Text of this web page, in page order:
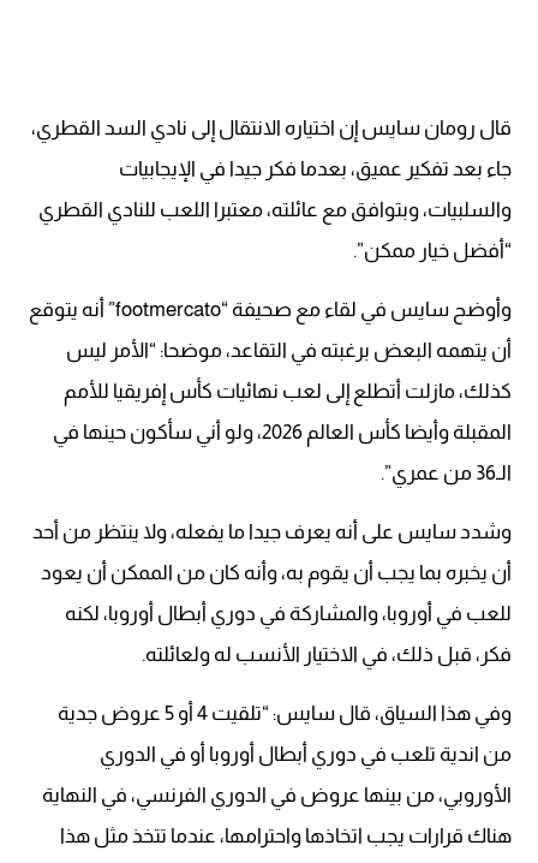
قال رومان سايس إن اختياره الانتقال إلى نادي السد القطري،
جاء بعد تفكير عميق، بعدما فكر جيدا في الإيجابيات
والسلبيات، وبتوافق مع عائلته، معتبرا اللعب للنادي القطري
“أفضل خيار ممكن”.
وأوضح سايس في لقاء مع صحيفة “footmercato” أنه يتوقع
أن يتهمه البعض برغبته في التقاعد، موضحا: “الأمر ليس
كذلك، مازلت أتطلع إلى لعب نهائيات كأس إفريقيا للأمم
المقبلة وأيضا كأس العالم 2026، ولو أني سأكون حينها في
الـ36 من عمري”.
وشدد سايس على أنه يعرف جيدا ما يفعله، ولا ينتظر من أحد
أن يخبره بما يجب أن يقوم به، وأنه كان من الممكن أن يعود
للعب في أوروبا، والمشاركة في دوري أبطال أوروبا، لكنه
فكر، قبل ذلك، في الاختيار الأنسب له ولعائلته.
وفي هذا السياق، قال سايس: “تلقيت 4 أو 5 عروض جدية
من اندية تلعب في دوري أبطال أوروبا أو في الدوري
الأوروبي، من بينها عروض في الدوري الفرنسي، في النهاية
هناك قرارات يجب اتخاذها واحترامها، عندما تتخذ مثل هذا